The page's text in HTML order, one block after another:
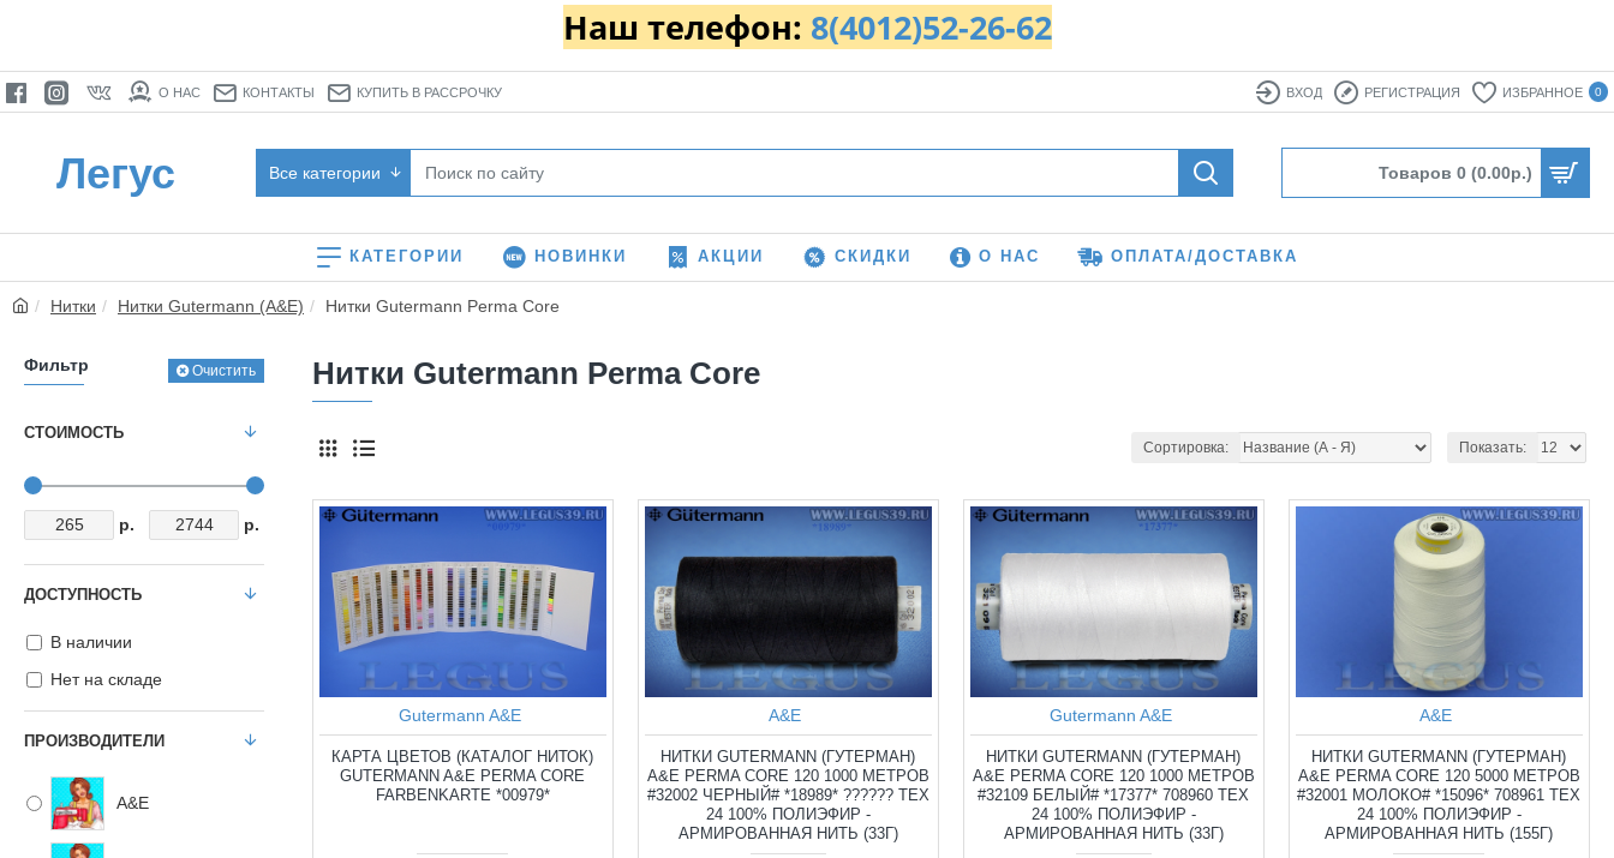
Наш телефон: 8(4012)52-26-62
О НАС КОНТАКТЫ КУПИТЬ В РАССРОЧКУ ВХОД РЕГИСТРАЦИЯ ИЗБРАННОЕ 0
Легус Все категории Товаров 0 (0.00р.)
КАТЕГОРИИ НОВИНКИ АКЦИИ СКИДКИ О НАС ОПЛАТА/ДОСТАВКА
Нитки Нитки Gutermann (A&E) Нитки Gutermann Perma Core
Фильтр Очистить
СТОИМОСТЬ
р. р.
ПРОИЗВОДИТЕЛИ
A&E
ДОСТУПНОСТЬ
В наличии
Нет на складе
Нитки Gutermann Perma Core
Сортировка: Показать:
Gutermann A&E
КАРТА ЦВЕТОВ (КАТАЛОГ НИТОК)
GUTERMANN A&E PERMA CORE
FARBENKARTE *00979*
A&E
НИТКИ GUTERMANN (ГУТЕРМАН)
A&E PERMA CORE 120 1000 МЕТРОВ
#32002 ЧЕРНЫЙ# *18989* ?????? TEX
24 100% ПОЛИЭФИР -
АРМИРОВАННАЯ НИТЬ (33Г)
Gutermann A&E
НИТКИ GUTERMANN (ГУТЕРМАН)
A&E PERMA CORE 120 1000 МЕТРОВ
#32109 БЕЛЫЙ# *17377* 708960 TEX
24 100% ПОЛИЭФИР -
АРМИРОВАННАЯ НИТЬ (33Г)
A&E
НИТКИ GUTERMANN (ГУТЕРМАН)
A&E PERMA CORE 120 5000 МЕТРОВ
#32001 МОЛОКО# *15096* 708961 TEX
24 100% ПОЛИЭФИР -
АРМИРОВАННАЯ НИТЬ (155Г)